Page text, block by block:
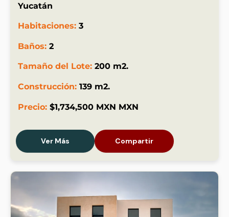
Yucatán
Habitaciones: 3
Baños: 2
Tamaño del Lote: 200 m2.
Construcción: 139 m2.
Precio: $1,734,500 MXN MXN
Ver Más Compartir